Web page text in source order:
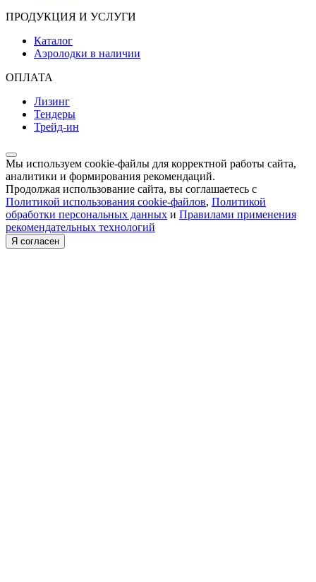
ПРОДУКЦИЯ И УСЛУГИ
Каталог
Аэролодки в наличии
ОПЛАТА
Лизинг
Тендеры
Трейд-ин
Мы используем cookie-файлы для корректной работы сайта,
аналитики и формирования рекомендаций.
Продолжая использование сайта, вы соглашаетесь с
Политикой использования cookie-файлов, Политикой
обработки персональных данных и Правилами применения
рекомендательных технологий
Я согласен